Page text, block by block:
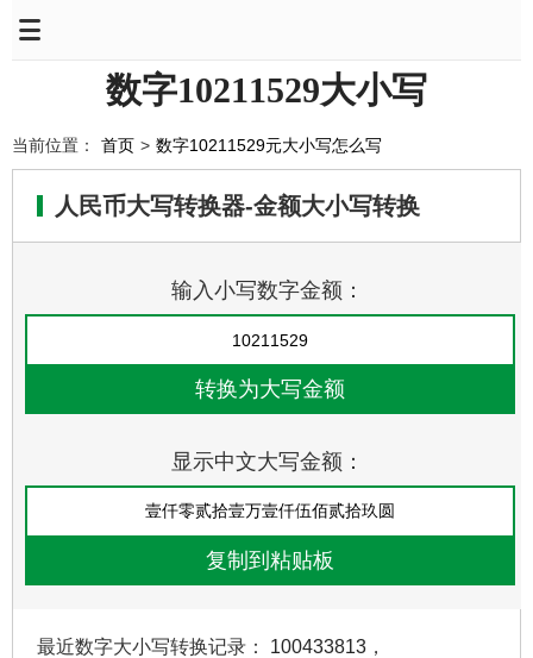
数字10211529大小写
当前位置： 首页 > 数字10211529元大小写怎么写
人民币大写转换器-金额大小写转换
输入小写数字金额：
显示中文大写金额：
最近数字大小写转换记录： 100433813 ，